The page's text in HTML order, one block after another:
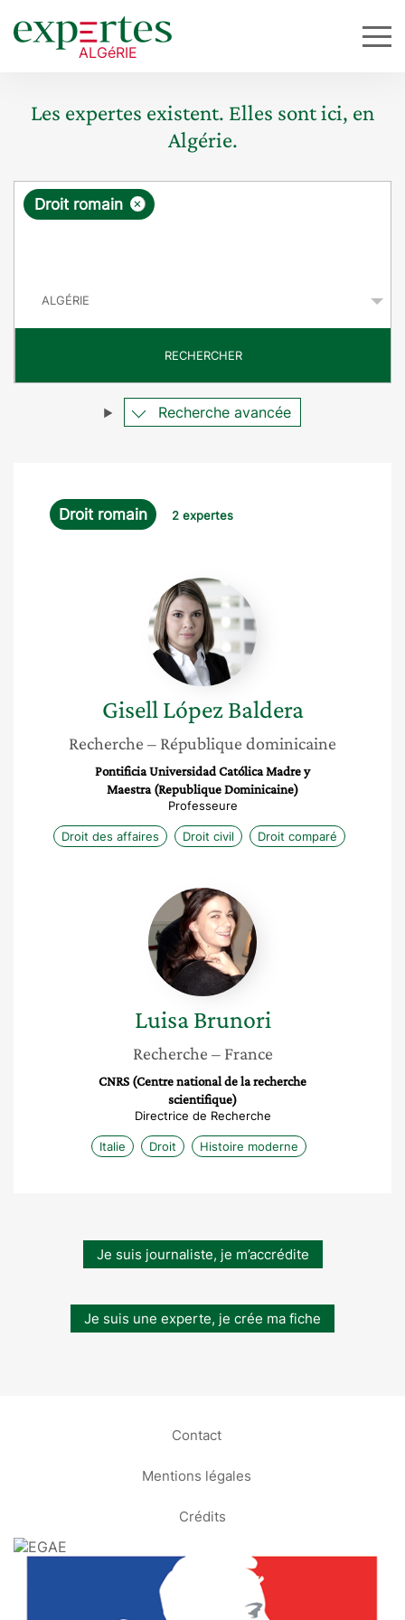
Les expertes existent. Elles sont ici, en
Algérie.
R
ê
e
×
Droit romain
RECHERCHER
Recherche avancée
Droit romain 2 expertes
Gisell
López
Baldera
Gisell López Baldera
Recherche – République dominicaine
Pontificia Universidad Católica Madre y
Maestra (Republique Dominicaine)
Professeure
Droit des affaires Droit civil Droit comparé
Luisa
Brunori
Luisa Brunori
Recherche – France
CNRS (Centre national de la recherche
scientifique)
Directrice de Recherche
Italie Droit Histoire moderne
Je suis journaliste, je m’accrédite
Je suis une experte, je crée ma fiche
Contact
Mentions légales
Crédits